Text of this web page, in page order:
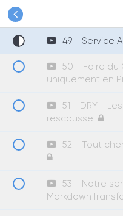
49 - Service
50 - Faire du
uniquement en
51 - DRY -
rescousse
52 - Tout
53 - Notre